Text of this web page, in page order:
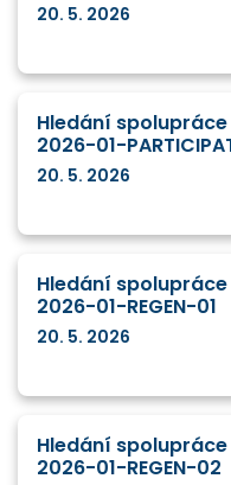
20. 5. 2026
Hledání spolupráce
2026-01-
20. 5. 2026
Hledání spolupráce
2026-01-REGEN-01
20. 5. 2026
Hledání spolupráce
2026-01-REGEN-02